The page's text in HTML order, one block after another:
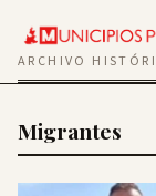
ARCHIVO
Migrantes